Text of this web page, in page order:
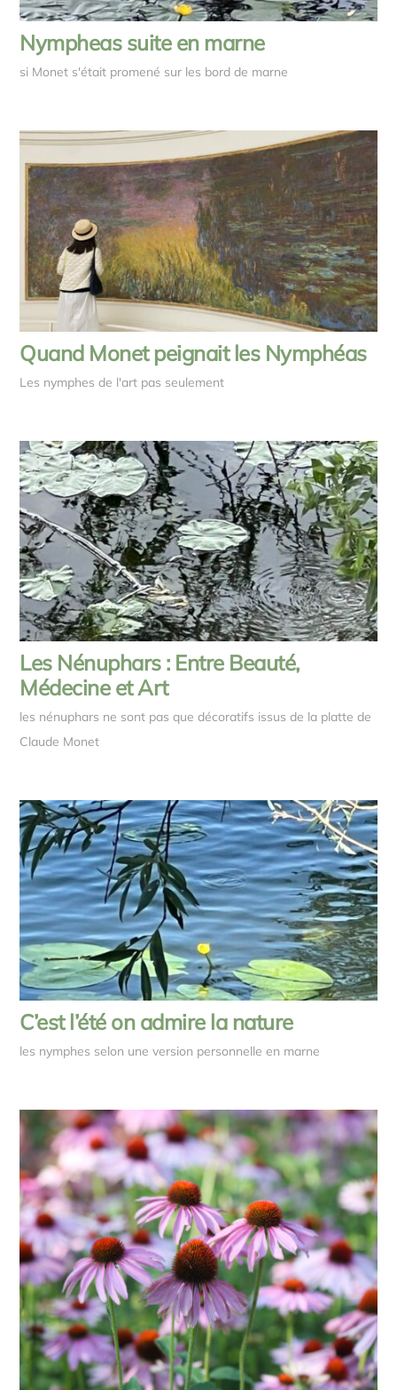
Nympheas suite en marne
si Monet s'était promené sur les bord de marne
Quand Monet peignait les Nymphéas
Les nymphes de l'art pas seulement
Les Nénuphars : Entre Beauté,
Médecine et Art
les nénuphars ne sont pas que décoratifs issus de la platte de
Claude Monet
C’est l’été on admire la nature
les nymphes selon une version personnelle en marne